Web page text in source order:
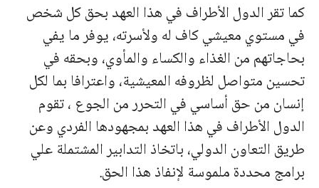
كما تقر الدول الأطراف في هذا العهد بحق كل شخص
في مستوي معيشي كاف له ولأسرته، يوفر ما يفي
بحاجاتهم من الغذاء والكساء والمأوي، وبحقه في
تحسين متواصل لظروفه المعيشية، واعترافا بما لكل
إنسان من حق أساسي في التحرر من الجوع ، تقوم
الدول الأطراف في هذا العهد بمجهودها الفردي وعن
طريق التعاون الدولي، باتخاذ التدابير المشتملة علي
برامج محددة ملموسة لإنفاذ هذا الحق.